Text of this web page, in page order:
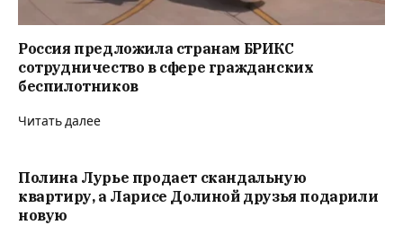
Россия предложила странам БРИКС
сотрудничество в сфере гражданских
беспилотников
Читать далее
Полина Лурье продает скандальную
квартиру, а Ларисе Долиной друзья подарили
новую